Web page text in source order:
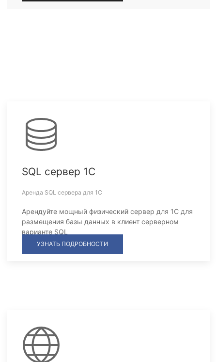
SQL сервер 1С
Аренда SQL сервера для 1С
Арендуйте мощный физический сервер для 1С для
размещения базы данных в клиент серверном
варианте SQL
УЗНАТЬ ПОДРОБНОСТИ